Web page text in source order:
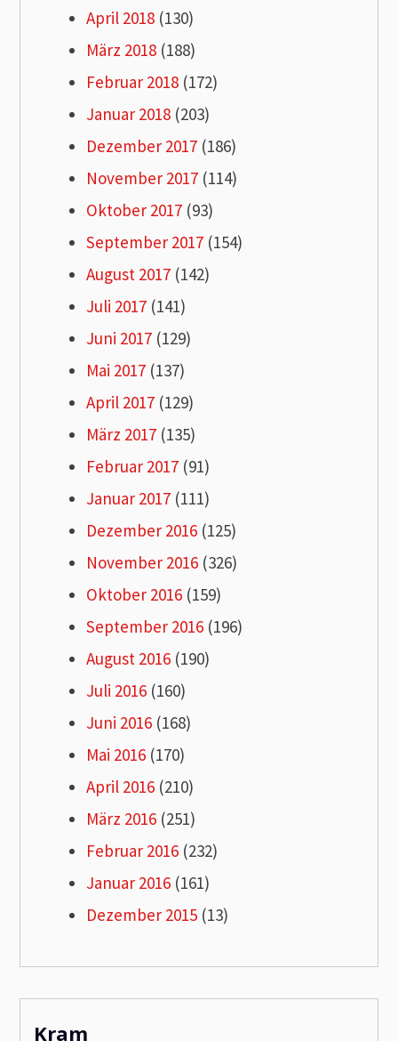
April 2018 (130)
März 2018 (188)
Februar 2018 (172)
Januar 2018 (203)
Dezember 2017 (186)
November 2017 (114)
Oktober 2017 (93)
September 2017 (154)
August 2017 (142)
Juli 2017 (141)
Juni 2017 (129)
Mai 2017 (137)
April 2017 (129)
März 2017 (135)
Februar 2017 (91)
Januar 2017 (111)
Dezember 2016 (125)
November 2016 (326)
Oktober 2016 (159)
September 2016 (196)
August 2016 (190)
Juli 2016 (160)
Juni 2016 (168)
Mai 2016 (170)
April 2016 (210)
März 2016 (251)
Februar 2016 (232)
Januar 2016 (161)
Dezember 2015 (13)
Kram